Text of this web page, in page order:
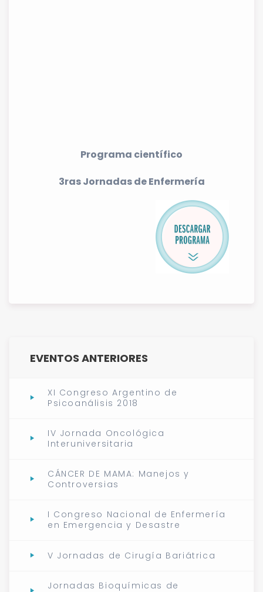
Programa científico
3ras Jornadas de Enfermería
EVENTOS ANTERIORES
XI Congreso Argentino de
Psicoanálisis 2018
IV Jornada Oncológica
Interuniversitaria
CÁNCER DE MAMA: Manejos y
Controversias
I Congreso Nacional de Enfermería
en Emergencia y Desastre
V Jornadas de Cirugía Bariátrica
Jornadas Bioquímicas de